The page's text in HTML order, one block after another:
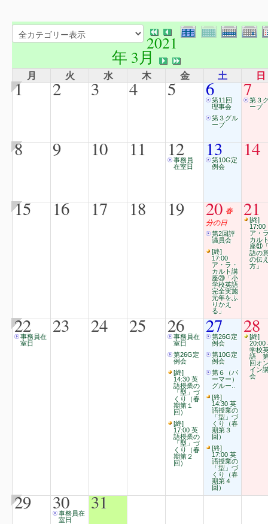
2021
年 3月
月 火 水 木 金 土 日
1 2 3 4 5 6第11回
理事会
第３グル
ープ
7第３
ープ
8 9 10 11 12
事務員
在室日
13
第10G定
例会
14
15 16 17 18 19 20 春
分の日
第2回評
議員会
[終]
17:00
ア・ラ・
カルト講
座⑳「小
学校英語
完全実施
元年をふ
りかえ
る」
21
[終]
17:00
ア・
カル
座㉑
語の
の伝
方」
22
事務員在
室日
23 24 25 26
事務員在
室日
第26G定
例会
[終]
14:30 英
語授業の
「型」づ
くり（春
期第１
回）
[終]
17:00 英
語授業の
「型」づ
くり（春
期第２
回）
27
第26G定
例会
第10G定
例会
第６（パ
ーマー）
グルー..
[終]
14:30 英
語授業の
「型」づ
くり（春
期第３
回）
[終]
17:00 英
語授業の
「型」づ
くり（春
期第４
回）
28
[終]
20:00
学校
語
回オ
イン
会
29 30
事務員在
室日
31